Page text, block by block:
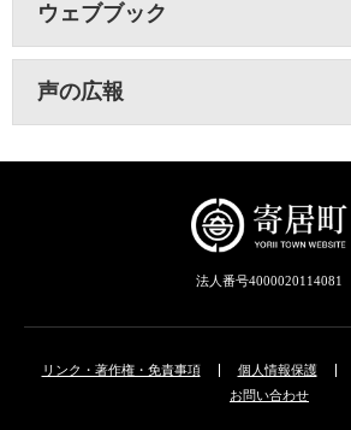
ウェブブック
声の広報
法人番号4000020114081
リンク・著作権・免責事項 個人情報保護
お問い合わせ